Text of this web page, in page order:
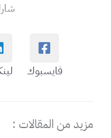
فايسبوك
مزيد من المقالات :